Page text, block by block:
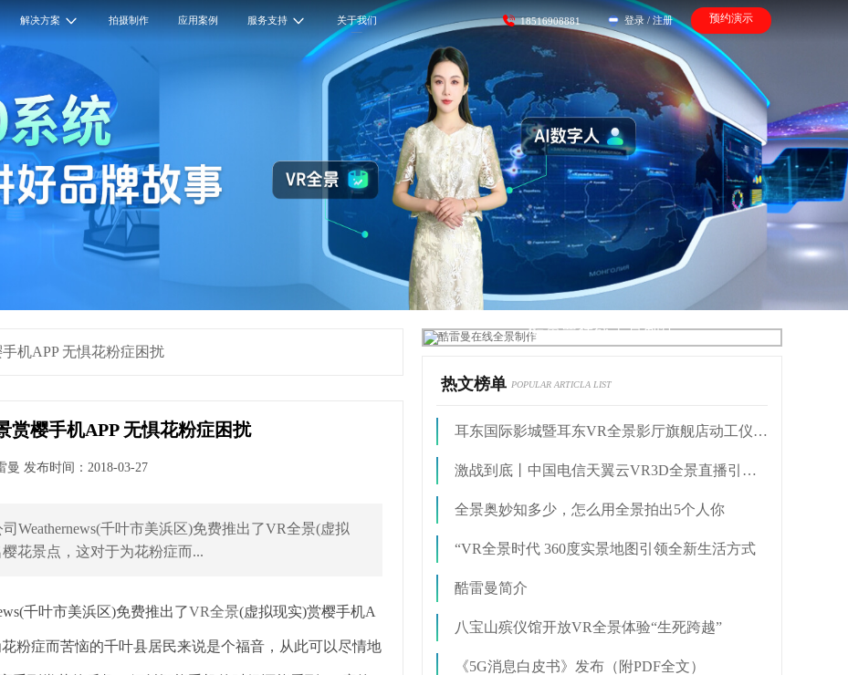
解决方案 拍摄制作 应用案例 服务支持 关于我们 18516908881 登录 / 注册 预约演示
机APP 无惧花粉症困扰
赏樱手机APP 无惧花粉症困扰
曼 发布时间：2018-03-27
千叶市美浜区)免费推出了VR全景(虚拟
花景点，这对于为花粉症而...
千叶市美浜区)免费推出了VR全景(虚拟现实)赏樱手机A
粉症而苦恼的千叶县居民来说是个福音，从此可以尽情地
酷雷曼在线全景制作
热文榜单 POPULAR ARTICLA LIST
耳东国际影城暨耳东VR全景影厅旗舰店动工仪式盛大举行
激战到底丨中国电信天翼云VR3D全景直播引燃拳击热火
全景奥妙知多少，怎么用全景拍出5个人你
“VR全景时代 360度实景地图引领全新生活方式
酷雷曼简介
八宝山殡仪馆开放VR全景体验“生死跨越”
《5G消息白皮书》发布（附PDF全文）